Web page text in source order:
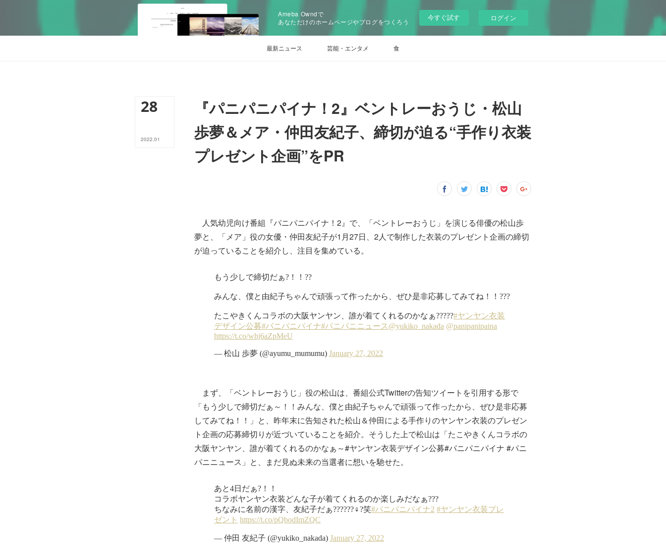
Ameba Owndで
あなただけのホームページやブログをつくろう
今すぐ試す ログイン
最新ニュース 芸能・エンタメ 食
28
2022.01
『パニパニパイナ！2』ベントレーおうじ・松山
歩夢＆メア・仲田友紀子、締切が迫る“手作り衣装
プレゼント企画”をPR
人気幼児向け番組『パニパニパイナ！2』で、「ベントレーおうじ」を演じる俳優の松山歩
夢と、「メア」役の女優・仲田友紀子が1月27日、2人で制作した衣装のプレゼント企画の締切
が迫っていることを紹介し、注目を集めている。
まず、「ベントレーおうじ」役の松山は、番組公式Twitterの告知ツイートを引用する形で
「もう少しで締切だぁ～！！みんな、僕と由紀子ちゃんで頑張って作ったから、ぜひ是非応募
してみてね！！」と、昨年末に告知された松山＆仲田による手作りのヤンヤン衣装のプレゼン
ト企画の応募締切りが近づいていることを紹介。そうした上で松山は「たこやきくんコラボの
大阪ヤンヤン、誰が着てくれるのかなぁ～#ヤンヤン衣装デザイン公募#パニパニパイナ #パニ
パニニュース」と、まだ見ぬ未来の当選者に想いを馳せた。